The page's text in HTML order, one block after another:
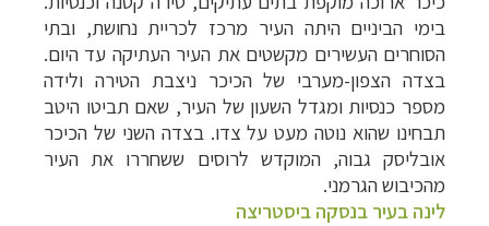
בימי הביניים היתה העיר מרכז לכריית נחושת, ובתי
הסוחרים העשירים מקשטים את העיר העתיקה עד היום.
בצדה הצפון-מערבי של הכיכר ניצבת הטירה ולידה
מספר כנסיות ומגדל השעון של העיר, שאם תביטו היטב
תבחינו שהוא נוטה מעט על צדו. בצדה השני של הכיכר
אובליסק גבוה, המוקדש לרוסים ששחררו את העיר
מהכיבוש הגרמני.
לינה בעיר בנסקה ביסטריצה